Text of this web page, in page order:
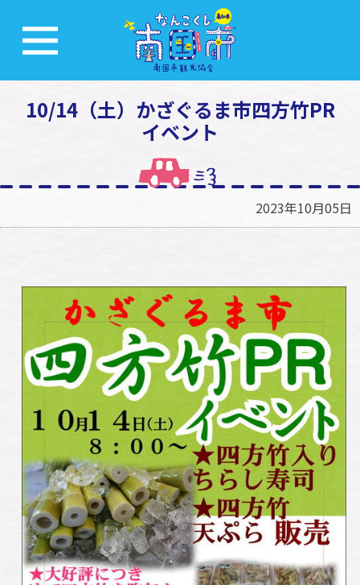
10/14（土）かざぐるま市四方竹PR
イベント
2023年10月05日